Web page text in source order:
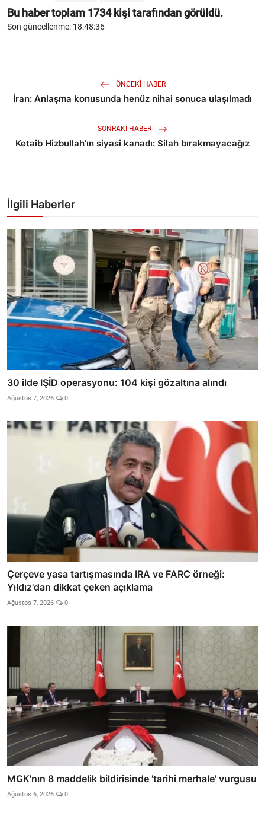
Bu haber toplam 1734kişi tarafından görüldü.
Son güncellenme: 18:48:36
ÖNCEKI HABER
İran: Anlaşma konusunda henüz nihai sonuca ulaşılmadı
SONRAKI HABER
Ketaib Hizbullah’ın siyasi kanadı: Silah bırakmayacağız
İlgili Haberler
30 ilde IŞİD operasyonu: 104 kişi gözaltına alındı
Ağustos 7, 2026 0
Çerçeve yasa tartışmasında IRA ve FARC örneği:
Yıldız'dan dikkat çeken açıklama
Ağustos 7, 2026 0
MGK'nın 8 maddelik bildirisinde 'tarihi merhale' vurgusu
Ağustos 6, 2026 0